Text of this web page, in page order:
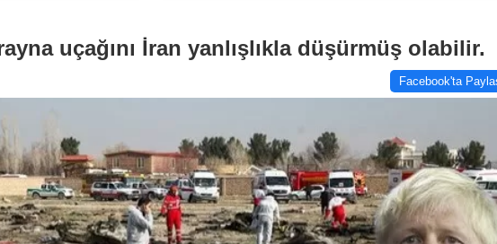
uçağını İran yanlışlıkla düşürmüş olabilir.
Facebook'ta